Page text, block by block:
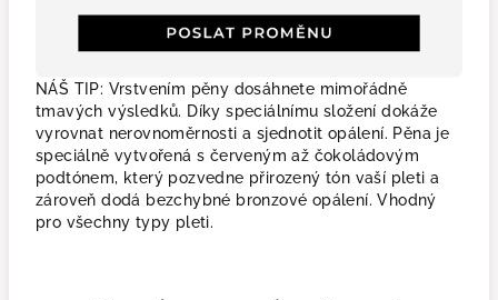
NÁŠ TIP: Vrstvením pěny dosáhnete mimořádně
tmavých výsledků. Díky speciálnímu složení dokáže
vyrovnat nerovnoměrnosti a sjednotit opálení. Pěna je
speciálně vytvořená s červeným až čokoládovým
podtónem, který pozvedne přirozený tón vaší pleti a
zároveň dodá bezchybné bronzové opálení. Vhodný
pro všechny typy pleti.